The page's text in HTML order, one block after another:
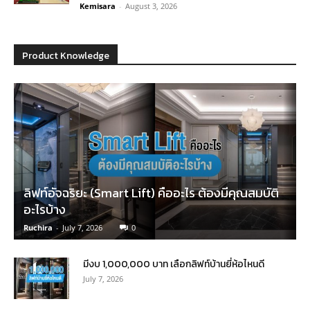
Kemisara - August 3, 2026
Product Knowledge
ลิฟท์อัจฉริยะ (Smart Lift) คืออะไร ต้องมีคุณสมบัติ
อะไรบ้าง
Ruchira - July 7, 2026 0
มีงบ 1,000,000 บาท เลือกลิฟท์บ้านยี่ห้อไหนดี
July 7, 2026